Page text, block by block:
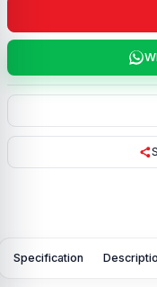
Specification